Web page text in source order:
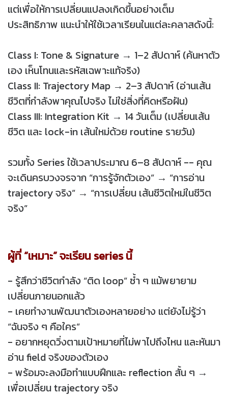
แต่เพื่อให้การเปลี่ยนแปลงเกิดขึ้นอย่างเต็ม
ประสิทธิภาพ แนะนำให้ใช้เวลาเรียนในแต่ละคลาสดังนี้:
Class I: Tone & Signature → 1–2 สัปดาห์ (ค้นหาตัว
เอง เห็นโทนและรหัสเฉพาะแท้จริง)
Class II: Trajectory Map → 2–3 สัปดาห์ (อ่านเส้น
ชีวิตที่กำลังพาคุณไปจริง ไม่ใช่สิ่งที่คิดหรือฝัน)
Class III: Integration Kit → 14 วันเต็ม (เปลี่ยนเส้น
ชีวิต และ lock-in เส้นใหม่ด้วย routine รายวัน)
รวมทั้ง Series ใช้เวลาประมาณ 6–8 สัปดาห์ -- คุณ
จะเดินครบวงจรจาก “การรู้จักตัวเอง” → “การอ่าน
trajectory จริง” → “การเปลี่ยน เส้นชีวิตใหม่ในชีวิต
จริง”
ผู้ที่ “เหมาะ” จะเรียน series นี้
- รู้สึกว่าชีวิตกำลัง “ติด loop” ซ้ำ ๆ แม้พยายาม
เปลี่ยนภายนอกแล้ว
- เคยทำงานพัฒนาตัวเองหลายอย่าง แต่ยังไม่รู้ว่า
“ฉันจริง ๆ คือใคร”
- อยากหยุดวิ่งตามเป้าหมายที่ไม่พาไปถึงไหน และหันมา
อ่าน field จริงของตัวเอง
- พร้อมจะลงมือทำแบบฝึกและ reflection สั้น ๆ →
เพื่อเปลี่ยน trajectory จริง